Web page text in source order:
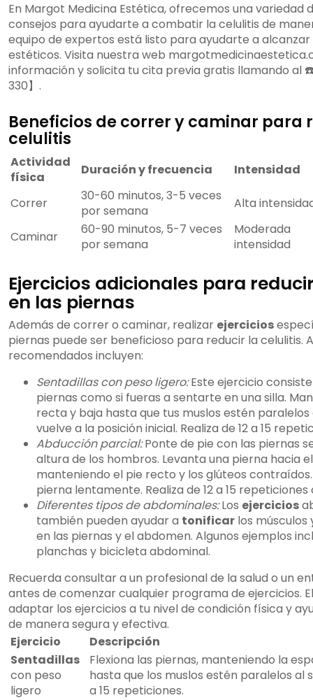
En Margot Medicina Estética, ofrecemos una variedad
consejos para ayudarte a combatir la celulitis de
equipo de expertos está listo para ayudarte a
estéticos. Visita nuestra web
información y solicita tu cita previa gratis llamando al
330】.
Beneficios de correr y caminar para
celulitis
Actividad
física
Duración y frecuencia Intensidad
Correr
30-60 minutos, 3-5 veces
por semana
Alta
Caminar
60-90 minutos, 5-7 veces
por semana
Moderada
intensidad
Ejercicios adicionales para
en las piernas
Además de correr o caminar, realizar ejercicios
piernas puede ser beneficioso para reducir la celulitis.
recomendados incluyen:
Sentadillas con peso ligero:Este ejercicio
piernas como si fueras a sentarte en una silla.
recta y baja hasta que tus muslos estén paralelos
vuelve a la posición inicial. Realiza de 12 a 15
Abducción parcial:Ponte de pie con las piernas
altura de los hombros. Levanta una pierna hacia
manteniendo el pie recto y los glúteos contraídos.
pierna lentamente. Realiza de 12 a 15
Diferentes tipos de abdominales:Los ejercicios
también pueden ayudar a tonificar los músculos
en las piernas y el abdomen. Algunos ejemplos
planchas y bicicleta abdominal.
Recuerda consultar a un profesional de la salud o un
antes de comenzar cualquier programa de ejercicios.
adaptar los ejercicios a tu nivel de condición física y
de manera segura y efectiva.
Ejercicio
Descripción
Sentadillas
con peso
ligero
Flexiona las piernas, manteniendo la
hasta que los muslos estén paralelos al
a 15 repeticiones.